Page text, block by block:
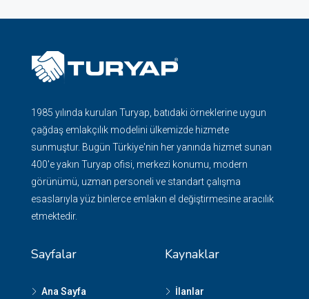
1985 yılında kurulan Turyap, batıdaki örneklerine uygun
çağdaş emlakçılık modelini ülkemizde hizmete
sunmuştur. Bugün Türkiye'nin her yanında hizmet sunan
400'e yakın Turyap ofisi, merkezi konumu, modern
görünümü, uzman personeli ve standart çalışma
esaslarıyla yüz binlerce emlakın el değiştirmesine aracılık
etmektedir.
Sayfalar
Ana Sayfa
Kaynaklar
İlanlar